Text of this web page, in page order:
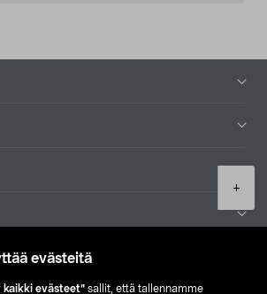
evästeitä
kaikki evästeet” sallit, että tallennamme
+